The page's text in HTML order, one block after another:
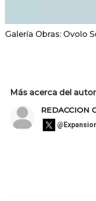
Galería Obras: Ovolo
Más acerca del
REDACCION